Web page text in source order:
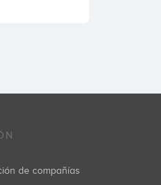
de compañías